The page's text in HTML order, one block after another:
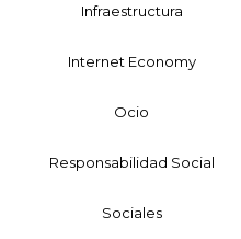
Infraestructura
Internet Economy
Ocio
Responsabilidad Social
Sociales